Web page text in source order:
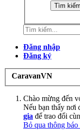
Đăng nhập
Đăng ký
CaravanVN
Chào mừng đến
Nếu bạn thấy nơi
gia để trao đổi
Bỏ qua thông báo